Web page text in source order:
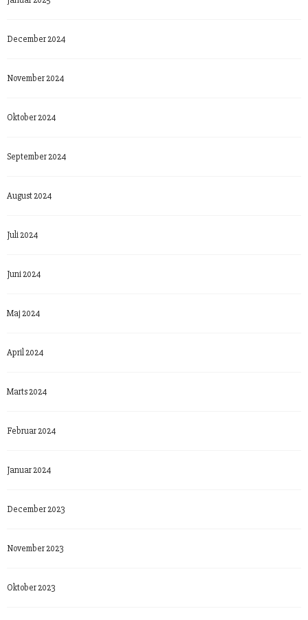
December 2024
November 2024
Oktober 2024
September 2024
August 2024
Juli 2024
Juni 2024
Maj 2024
April 2024
Marts 2024
Februar 2024
Januar 2024
December 2023
November 2023
Oktober 2023